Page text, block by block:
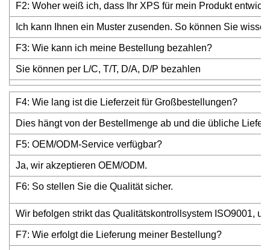
F2: Woher weiß ich, dass Ihr XPS für mein Produkt
Ich kann Ihnen ein Muster zusenden. So können Sie
F3: Wie kann ich meine Bestellung bezahlen?
Sie können per L/C, T/T, D/A, D/P bezahlen
F4: Wie lang ist die Lieferzeit für Großbestellungen?
Dies hängt von der Bestellmenge ab und die übliche
F5: OEM/ODM-Service verfügbar?
Ja, wir akzeptieren OEM/ODM.
F6: So stellen Sie die Qualität sicher.
Wir befolgen strikt das Qualitätskontrollsystem ISO9001,
F7: Wie erfolgt die Lieferung meiner Bestellung?